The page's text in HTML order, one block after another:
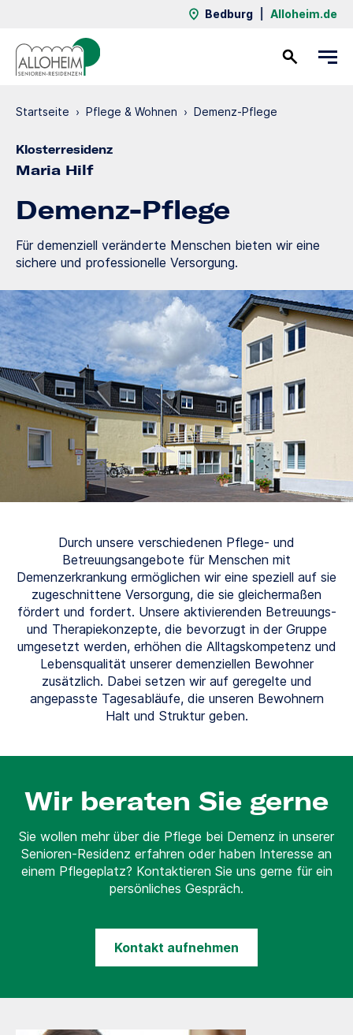
Bedburg Alloheim.de
Startseite › Pflege & Wohnen › Demenz-Pflege
Klosterresidenz
Maria Hilf
Demenz-Pflege
Für demenziell veränderte Menschen bieten wir eine
sichere und professionelle Versorgung.
Durch unsere verschiedenen Pflege- und
Betreuungsangebote für Menschen mit
Demenzerkrankung ermöglichen wir eine speziell auf sie
zugeschnittene Versorgung, die sie gleichermaßen
fördert und fordert. Unsere aktivierenden Betreuungs-
und Therapiekonzepte, die bevorzugt in der Gruppe
umgesetzt werden, erhöhen die Alltagskompetenz und
Lebensqualität unserer demenziellen Bewohner
zusätzlich. Dabei setzen wir auf geregelte und
angepasste Tagesabläufe, die unseren Bewohnern
Halt und Struktur geben.
Wir beraten Sie gerne
Sie wollen mehr über die Pflege bei Demenz in unserer
Senioren-Residenz erfahren oder haben Interesse an
einem Pflegeplatz? Kontaktieren Sie uns gerne für ein
persönliches Gespräch.
Kontakt aufnehmen